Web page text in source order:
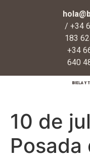
/ +34
183
+34
640
10 de
Posada